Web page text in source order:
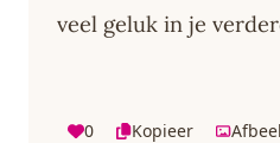
veel geluk in je
0 Kopieer